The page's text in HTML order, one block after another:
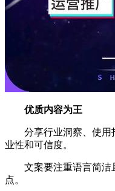
优质内容为王
分享行业洞察、使用
业性和可信度。
文案要注重语言简洁
点。